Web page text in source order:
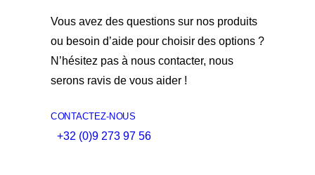
Vous avez des questions sur nos produits
ou besoin d’aide pour choisir des options ?
N’hésitez pas à nous contacter, nous
serons ravis de vous aider !
CONTACTEZ-NOUS
+32 (0)9 273 97 56